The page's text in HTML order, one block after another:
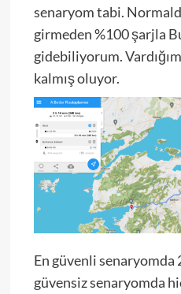
senaryom tabi.
girmeden %100 şarjla
gidebiliyorum.
kalmış oluyor.
En güvenli senaryomda
güvensiz senaryomda